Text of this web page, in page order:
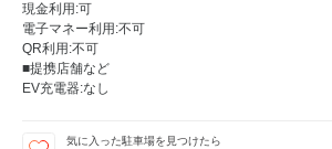
現金利用:可
電子マネー利用:不可
QR利用:不可
■提携店舗など
EV充電器:なし
気に入った駐車場を見つけたら